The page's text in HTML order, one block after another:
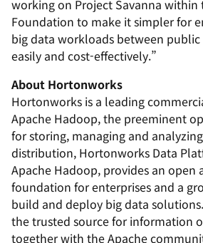
working on Project Savanna within
Foundation to make it simpler for
big data workloads between
easily and cost-effectively.”
About Hortonworks
Hortonworks is a leading
Apache Hadoop, the preeminent
for storing, managing and
distribution, Hortonworks Data
Apache Hadoop, provides an open
foundation for enterprises and a
build and deploy big data
the trusted source for information
together with the Apache